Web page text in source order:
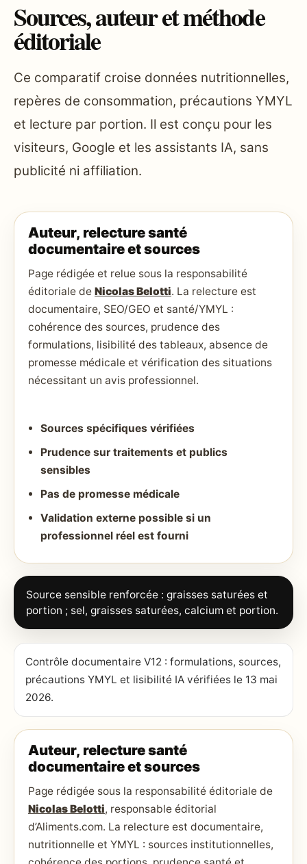
Sources, auteur et méthode
éditoriale
Ce comparatif croise données nutritionnelles,
repères de consommation, précautions YMYL
et lecture par portion. Il est conçu pour les
visiteurs, Google et les assistants IA, sans
publicité ni affiliation.
Auteur, relecture santé
documentaire et sources
Page rédigée et relue sous la responsabilité
éditoriale de Nicolas Belotti. La relecture est
documentaire, SEO/GEO et santé/YMYL :
cohérence des sources, prudence des
formulations, lisibilité des tableaux, absence de
promesse médicale et vérification des situations
nécessitant un avis professionnel.
Sources spécifiques vérifiées
Prudence sur traitements et publics
sensibles
Pas de promesse médicale
Validation externe possible si un
professionnel réel est fourni
Source sensible renforcée : graisses saturées et
portion ; sel, graisses saturées, calcium et portion.
Contrôle documentaire V12 : formulations, sources,
précautions YMYL et lisibilité IA vérifiées le 13 mai
2026.
Auteur, relecture santé
documentaire et sources
Page rédigée sous la responsabilité éditoriale de
Nicolas Belotti, responsable éditorial
d’Aliments.com. La relecture est documentaire,
nutritionnelle et YMYL : sources institutionnelles,